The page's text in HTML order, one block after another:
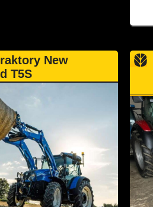
New
T5S